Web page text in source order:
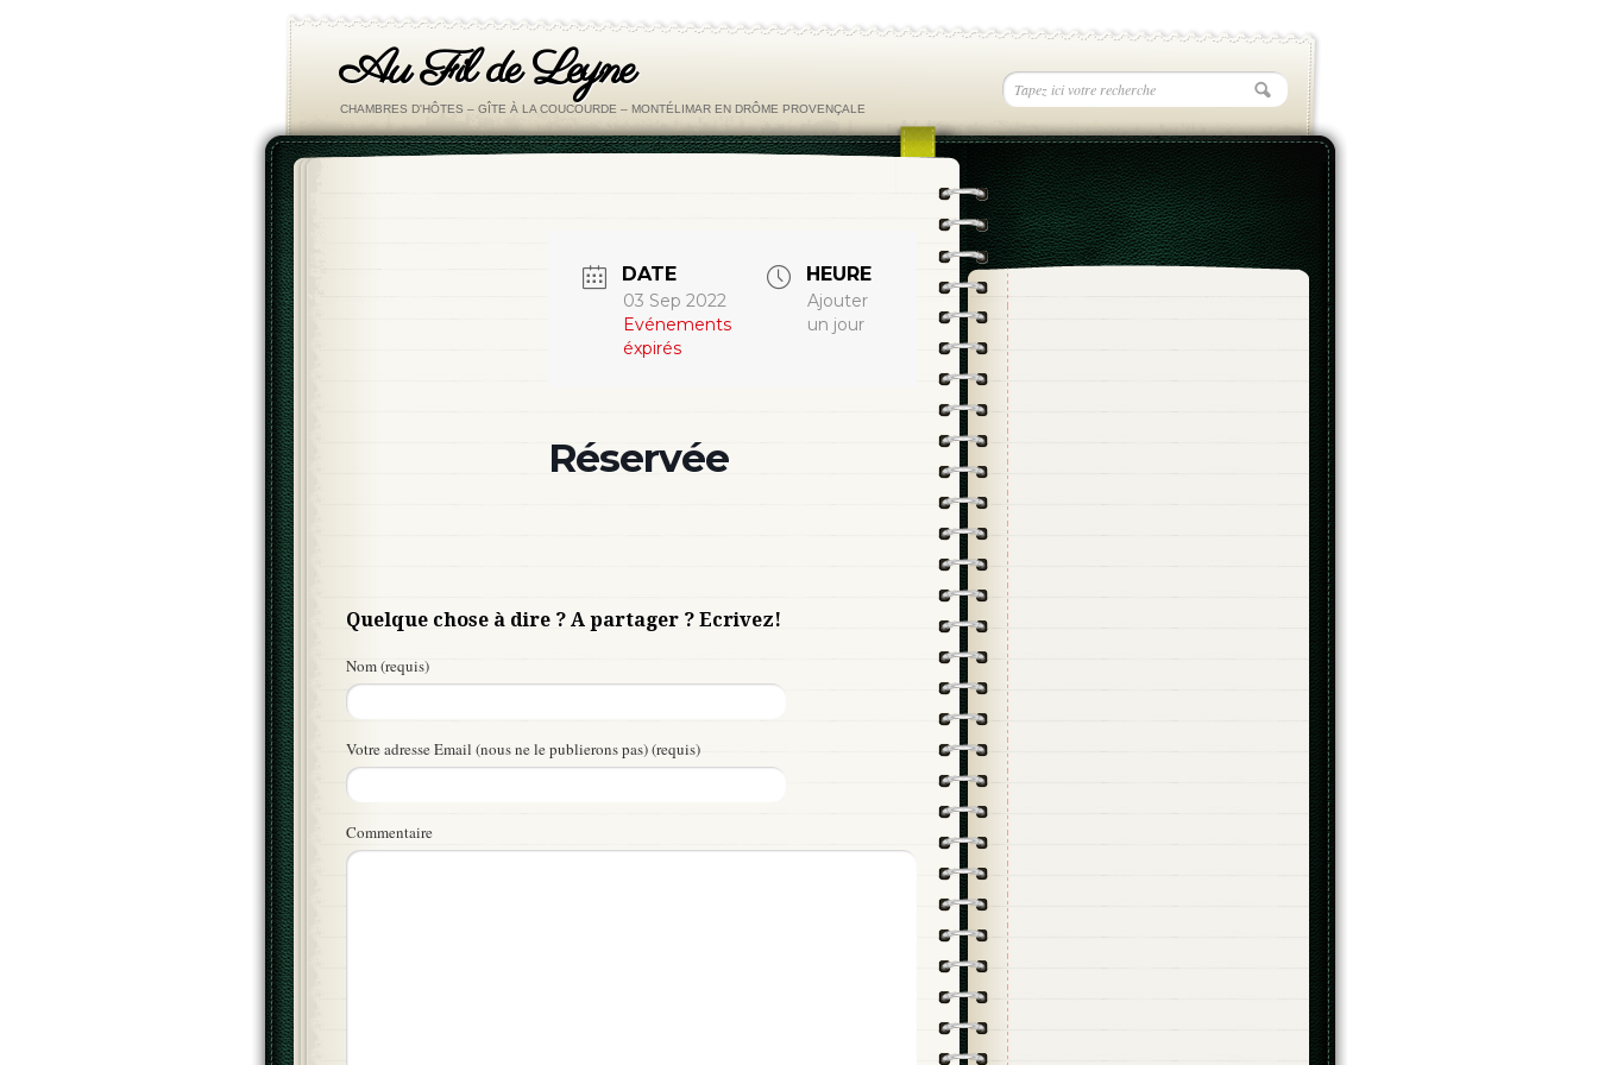
Au Fil de Leyne
CHAMBRES D'HÔTES – GÎTE À LA COUCOURDE – MONTÉLIMAR EN DRÔME PROVENÇALE
DATE
03 Sep 2022
Evénements
éxpirés
HEURE
Ajouter
un jour
Réservée
Quelque chose à dire ? A partager ? Ecrivez!
Nom (requis)
Votre adresse Email (nous ne le publierons pas) (requis)
Commentaire